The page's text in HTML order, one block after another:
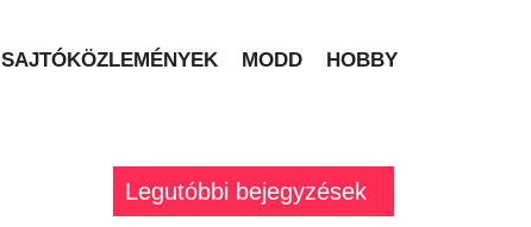
SAJTÓKÖZLEMÉNYEK MODD HOBBY
Legutóbbi bejegyzések